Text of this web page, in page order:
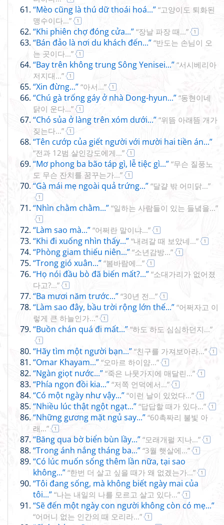
“Mèo cũng là thú dữ thoái hoá...” “고양이도 퇴화된
맹수이다...”
1
“Khi phiên chợ đóng cửa...” “장날 파장 때...” 1
“Bán đảo là nơi du khách đến...” “반도는 손님이 오
는 곳이다...”
1
“Bay trên không trung Sông Yenisei...” “서시베리아
저지대...”
1
“Xin đừng...” “아서...” 1
“Chú gà trống gáy ở nhà Dong-hyun...” “동현이네
닭이 운다...”
1
“Chó sủa ở làng trên xóm dưới...” “위뜸 아래뜸 개가
짖는다...”
1
“Tên cướp của giết người với mười hai tiền án...”
“전과 12범 살인강도에게...” 1
“Mơ phong ba bão táp gì, lễ tiệc gì...” “무슨 질풍노
도 무슨 잔치를 꿈꾸는가...”
1
“Gà mái mẹ ngoài quả trứng...” “달걀 밖 어미닭...”
1
“Nhìn chằm chằm...” “일하는 사람들이 있는 들녘을...”
1
“Làm sao mà...” “어쩌란 말이냐...” 1
“Khi đi xuống nhìn thấy...” “내려갈 때 보았네...” 1
“Phòng giam thiếu niên...” “소년감방...” 1
“Trong gió xuân...” “봄바람에...” 1
“Họ nói đầu bò đã biến mất?...” “소대가리가 없어졌
다고?...”
1
“Ba mươi năm trước...” “30년 전...” 1
“Làm sao đây, bầu trời rộng lớn thế...” “어쩌자고 이
렇게 큰 하늘인가...”
1
“Buồn chán quá đi mất...” “하도 하도 심심하던지...”
1
“Hãy tìm một người bạn...” “친구를 가져보아라...” 1
“Omar Khayam...” “오마르 하이얌...” 1
“Ngàn giọt nước...” “죽은 나뭇가지에 매달린...” 1
“Phía ngọn đồi kia...” “저쪽 언덕에서...” 1
“Có một ngày như vậy...” “이런 날이 있었다...” 1
“Nhiều lúc thật ngột ngạt...” “답답할 때가 있다...” 1
“Những gương mặt ngủ say...” “60촉짜리 불빛 아
래...”
1
“Băng qua bờ biển bùn lầy...” “모래개펄 지나...” 1
“Trong ánh nắng tháng ba...” “3월 햇살에...” 1
“Có lúc muốn sống thêm lần nữa, tại sao
không...” “한번 더 살고 싶을 때가 왜 없겠는가...” 1
“Tôi đang sống, mà không biết ngày mai của
tôi...” “나는 내일의 나를 모르고 살고 있다...” 1
“Sẽ đến một ngày con người không còn có mẹ...”
“어머니 없는 인간의 때 오리라...” 1